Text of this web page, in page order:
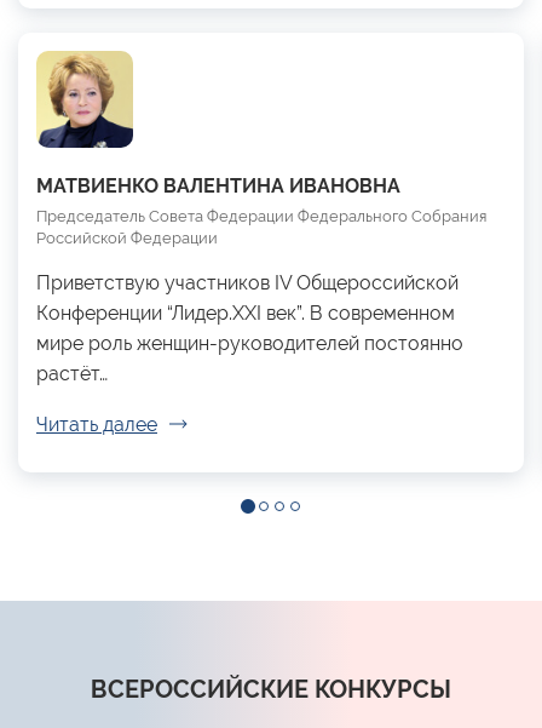
МАТВИЕНКО ВАЛЕНТИНА ИВАНОВНА
Председатель Совета Федерации Федерального Собрания
Российской Федерации
Приветствую участников IV Общероссийской
Конференции “Лидер.XXI век”. В современном
мире роль женщин-руководителей постоянно
растёт…
Читать далее
ВСЕРОССИЙСКИЕ КОНКУРСЫ